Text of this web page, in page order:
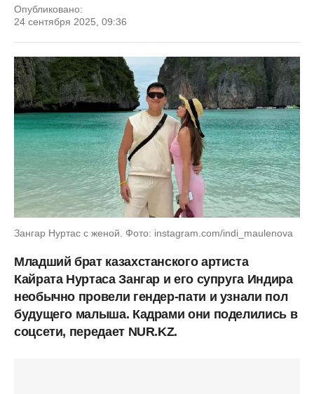
Опубликовано:
24 сентября 2025, 09:36
Зангар Нуртас с женой. Фото: instagram.com/indi_maulenova
Младший брат казахстанского артиста
Кайрата Нуртаса Зангар и его супруга Индира
необычно провели гендер-пати и узнали пол
будущего малыша. Кадрами они поделились в
соцсети, передает NUR.KZ.